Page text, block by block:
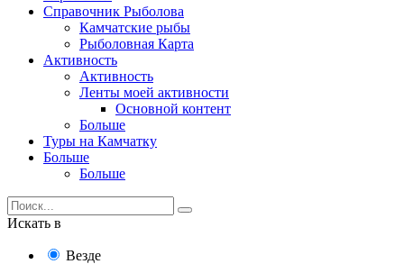
Справочник Рыболова
Камчатские рыбы
Рыболовная Карта
Активность
Активность
Ленты моей активности
Основной контент
Больше
Туры на Камчатку
Больше
Больше
Искать в
Везде